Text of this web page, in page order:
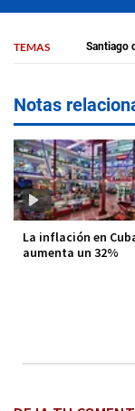
TEMAS Santiago
Notas
La inflación en
aumenta un 32%